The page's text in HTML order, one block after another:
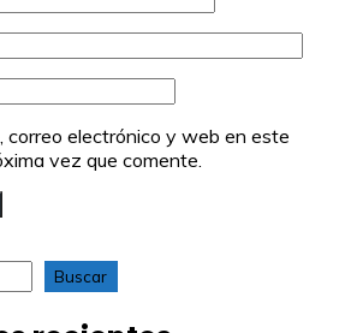
correo electrónico y web en este
vez que comente.
Buscar